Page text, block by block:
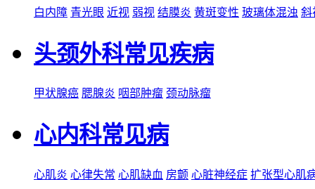
白内障 青光眼 近视 弱视 结膜炎 黄斑变性 玻璃体混浊 斜
头颈外科常见疾病
甲状腺癌 腮腺炎 咽部肿瘤 颈动脉瘤
心内科常见病
心肌炎 心律失常 心肌缺血 房颤 心脏神经症 扩张型心肌